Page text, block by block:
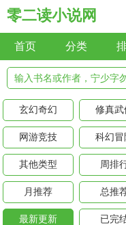
零二读小说网
首页 分类
玄幻奇幻 修真武
网游竞技 科幻冒
其他类型 周排
月推荐 总推
最新更新 已完